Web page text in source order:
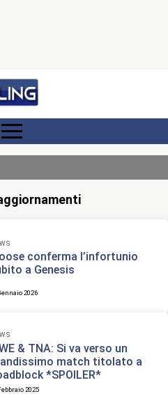
conferma l’infortunio
a Genesis
2026
& TNA: Si va verso un
match titolato a
*SPOILER*
2025